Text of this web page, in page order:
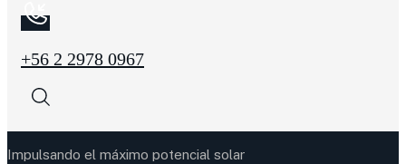
+56 2 2978 0967
Impulsando el máximo potencial solar